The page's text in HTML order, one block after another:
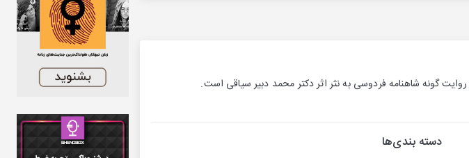
گونه شاهنامه فردوسی به نثر اثر دکتر محمد دبیر سیاقی است.
دسته بندی‌ها